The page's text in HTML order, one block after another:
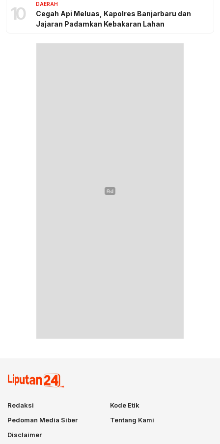
10 DAERAH
Cegah Api Meluas, Kapolres Banjarbaru dan
Jajaran Padamkan Kebakaran Lahan
Redaksi
Kode Etik
Pedoman Media Siber
Tentang Kami
Disclaimer